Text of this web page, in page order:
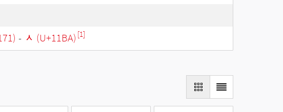
- ᆺ (U+11BA) [1]